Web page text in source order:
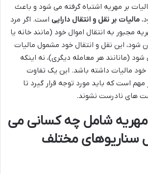
بر مهریه اشتباه گرفته می شود و باعث
مالیات بر نقل و انتقال دارایی است. اگر مرد
مجبور به انتقال اموال خود (مانند خانه یا
شود، این نقل و انتقال خود مشمول مالیات
شود (مانانند هر معامله دیگری)، نه اینکه
مالیات داشته باشد. این یک تفاوت
است که باید مورد توجه قرار گیرد تا
های نادرست نشوند.
شامل چه کسانی می
سناریوهای مختلف